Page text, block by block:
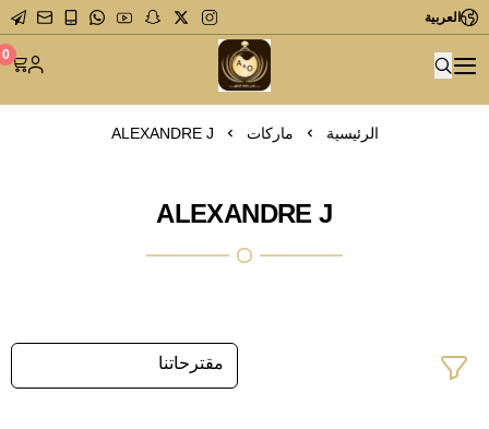
العربية
متجر عاشق العطور 0
الرئيسية ماركات ALEXANDRE J
ALEXANDRE J